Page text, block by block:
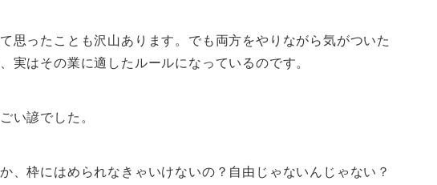
思ったことも沢山あります。でも両方をやりながら気がついた
実はその業に適したルールになっているのです。
い諺でした。
、枠にはめられなきゃいけないの？自由じゃないんじゃない？